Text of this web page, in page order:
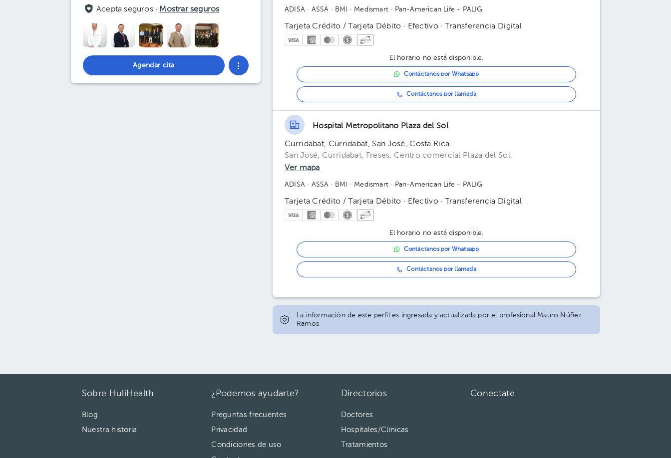
Acepta seguros · Mostrar seguros
Agendar cita
ADISA · ASSA · BMI · Medismart · Pan-American Life - PALIG
Tarjeta Crédito / Tarjeta Débito · Efectivo · Transferencia Digital
El horario no está disponible.
Contáctanos por Whatsapp
Contáctanos por llamada
Hospital Metropolitano Plaza del Sol
Curridabat, Curridabat, San José, Costa Rica
San José, Curridabat, Freses, Centro comercial Plaza del Sol.
Ver mapa
ADISA · ASSA · BMI · Medismart · Pan-American Life - PALIG
Tarjeta Crédito / Tarjeta Débito · Efectivo · Transferencia Digital
El horario no está disponible.
Contáctanos por Whatsapp
Contáctanos por llamada
La información de este perfil es ingresada y actualizada por el profesional Mauro Núñez
Ramos
Sobre HuliHealth
Blog
Nuestra historia
¿Podemos ayudarte?
Preguntas frecuentes
Privacidad
Condiciones de uso
Directorios
Doctores
Hospitales/Clínicas
Tratamientos
Conectate